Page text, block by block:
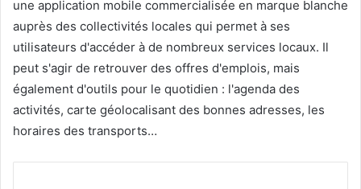
une application mobile commercialisée en marque blanche
auprès des collectivités locales qui permet à ses
utilisateurs d'accéder à de nombreux services locaux. Il
peut s'agir de retrouver des offres d'emplois, mais
également d'outils pour le quotidien : l'agenda des
activités, carte géolocalisant des bonnes adresses, les
horaires des transports…